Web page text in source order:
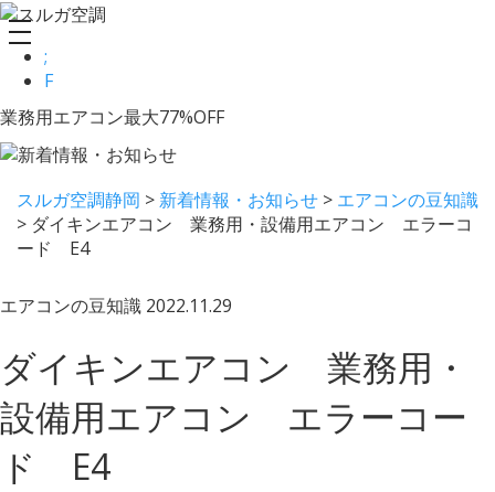
;
F
toggle
navigation
業務用エアコン最大77%OFF
スルガ空調静岡 >新着情報・お知らせ > エアコンの豆知識
> ダイキンエアコン 業務用・設備用エアコン エラーコ
ード E4
エアコンの豆知識 2022.11.29
ダイキンエアコン 業務用・
設備用エアコン エラーコー
ド E4